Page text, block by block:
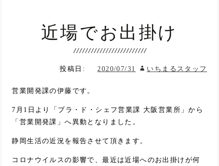
近場でお出掛け
投稿日: 2020/07/31 いちまるスタッフ
営業開発課の伊藤です。
7月1日より「ブラ・ド・シェフ営業課 大阪営業所」から
「営業開発課」へ異動となりました。
静岡生活の近況を報告させて頂きます。
コロナウイルスの影響で、最近は近場へのお出掛けが何